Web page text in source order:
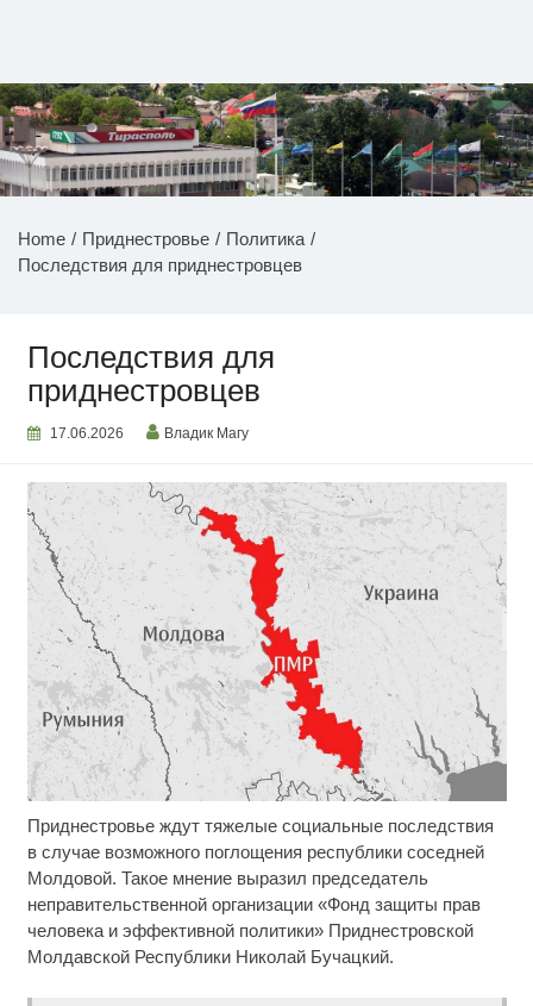
НОВОСТИ ПРИДНЕСТРОВЬЯ
Home Приднестровье
Политика
Последствия для приднестровцев
Последствия для
приднестровцев
17.06.2026 Владик Магу
Приднестровье ждут тяжелые социальные последствия
в случае возможного поглощения республики соседней
Молдовой. Такое мнение выразил председатель
неправительственной организации «Фонд защиты прав
человека и эффективной политики» Приднестровской
Молдавской Республики Николай Бучацкий.
i
Скрытая камера на пляже Крыма: Что люди
вытворяют, когда их не видят...
i
Ролик длится пару секунд, но вы будете в шоке
от увиденного
Королева вагона отожгла! Видео не оставит